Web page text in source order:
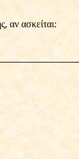
αν ασκείται: